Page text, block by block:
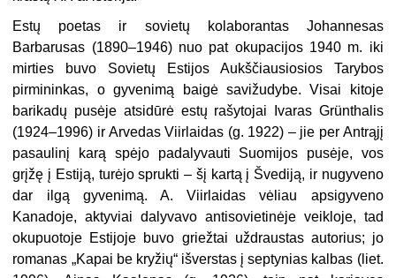
Estų poetas ir sovietų kolaborantas Johannesas
Barbarusas (1890–1946) nuo pat okupacijos 1940 m. iki
mirties buvo Sovietų Estijos Aukščiausiosios Tarybos
pirmininkas, o gyvenimą baigė savižudybe. Visai kitoje
barikadų pusėje atsidūrė estų rašytojai Ivaras Grünthalis
(1924–1996) ir Arvedas Viirlaidas (g. 1922) – jie per Antrąjį
pasaulinį karą spėjo padalyvauti Suomijos pusėje, vos
grįžę į Estiją, turėjo sprukti – šį kartą į Švediją, ir nugyveno
dar ilgą gyvenimą. A. Viirlaidas vėliau apsigyveno
Kanadoje, aktyviai dalyvavo antisovietinėje veikloje, tad
okupuotoje Estijoje buvo griežtai uždraustas autorius; jo
romanas „Kapai be kryžių“ išverstas į septynias kalbas (liet.